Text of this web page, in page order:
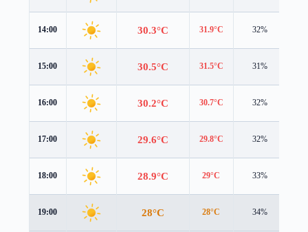
14:00 30.3°C 31.9°C 32%
15:00 30.5°C 31.5°C 31%
16:00 30.2°C 30.7°C 32%
17:00 29.6°C 29.8°C 32%
18:00 28.9°C 29°C 33%
19:00 28°C 28°C 34%